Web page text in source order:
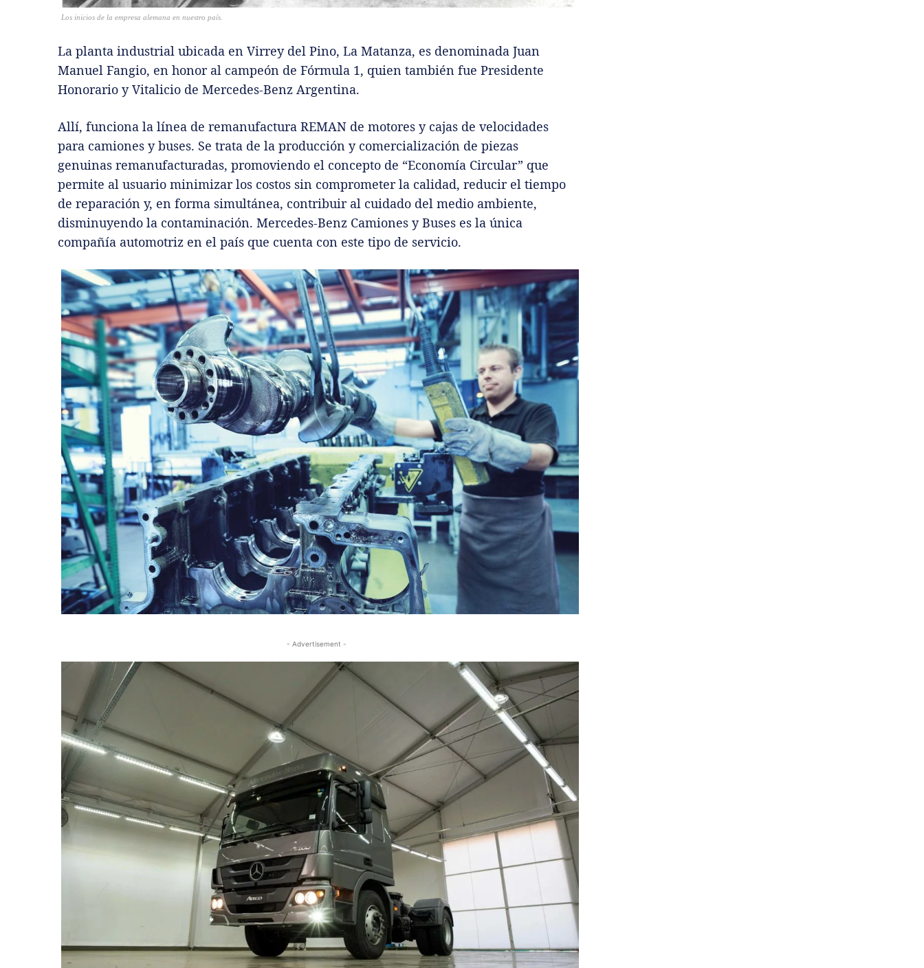
Los inicios de la empresa alemana en nuestro país.
La planta industrial ubicada en Virrey del Pino, La Matanza, es denominada Juan
Manuel Fangio, en honor al campeón de Fórmula 1, quien también fue Presidente
Honorario y Vitalicio de Mercedes-Benz Argentina.
Allí, funciona la línea de remanufactura REMAN de motores y cajas de velocidades
para camiones y buses. Se trata de la producción y comercialización de piezas
genuinas remanufacturadas, promoviendo el concepto de “Economía Circular” que
permite al usuario minimizar los costos sin comprometer la calidad, reducir el tiempo
de reparación y, en forma simultánea, contribuir al cuidado del medio ambiente,
disminuyendo la contaminación. Mercedes-Benz Camiones y Buses es la única
compañía automotriz en el país que cuenta con este tipo de servicio.
- Advertisement -